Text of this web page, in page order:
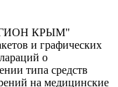
КРЫМ"
и графических
о
типа средств
на медицинские